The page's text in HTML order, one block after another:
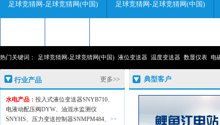
足球竞猜网-足球竞猜网(中国) 足球竞猜网-足球竞猜网(中国)
热门关键词： 足球竞猜网-足球竞猜网(中国) 液位变送器 温度变送器 数显仪表 电
行业产品 更多>>
水电产品： 投入式液位变送器SNYB710、
电液动配压阀DYW、 油混水监测仪
SNYHS、 压力变送控制器SNMPM484、 >>
典型客户